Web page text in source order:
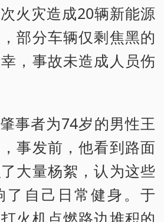
火灾造成20辆新能源
部分车辆仅剩焦黑的
，事故未造成人员伤
事者为74岁的男性王
事发前，他看到路面
大量杨絮，认为这些
了自己日常健身。于
火机点燃路边堆积的